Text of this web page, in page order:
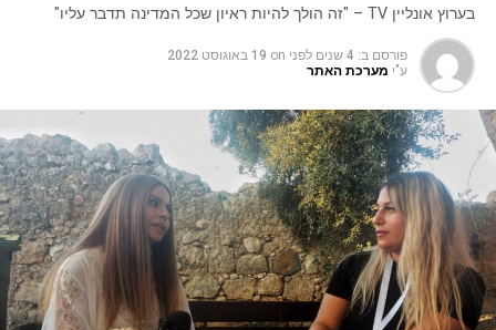
בערוץ אונליין TV – "זה הולך להיות ראיון שכל המדינה תדבר עליו"
פורסם ב: 4 שנים לפני on 19 באוגוסט 2022
ע"י מערכת האתר